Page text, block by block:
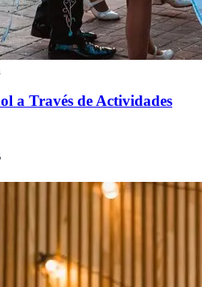
a Través de Actividades